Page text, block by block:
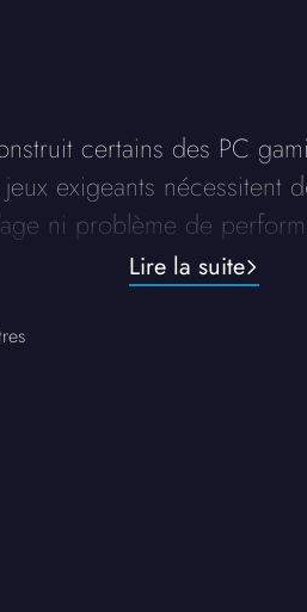
certains des PC
exigeants nécessitent
ni problème de
que nous construisons.
Lire la suite